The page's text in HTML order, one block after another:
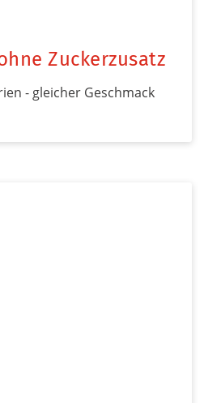
Zuckerzusatz
- gleicher Geschmack